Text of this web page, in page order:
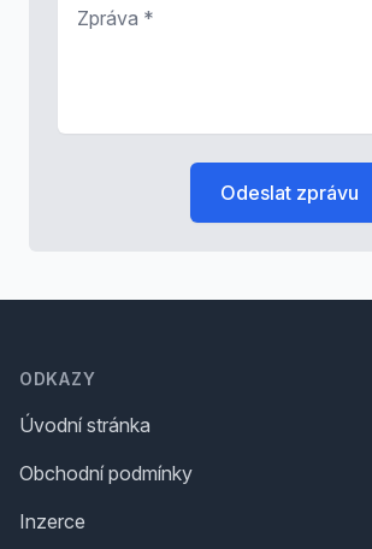
Odeslat zprávu
ODKAZY
Úvodní stránka
Obchodní podmínky
Inzerce